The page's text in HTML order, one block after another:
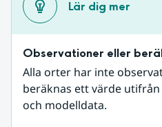
Lär dig mer
Observationer eller
Alla orter har inte
beräknas ett värde
och modelldata.